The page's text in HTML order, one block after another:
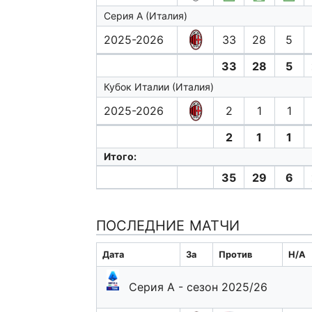
Серия А (Италия)
2025-2026 33 28
5
33
28 5
Кубок Италии (Италия)
2025-2026 2 1
1
2
1 1
Итого:
35 29 6
ПОСЛЕДНИЕ МАТЧИ
Дата За Против H/A
Серия А - сезон 2025/26